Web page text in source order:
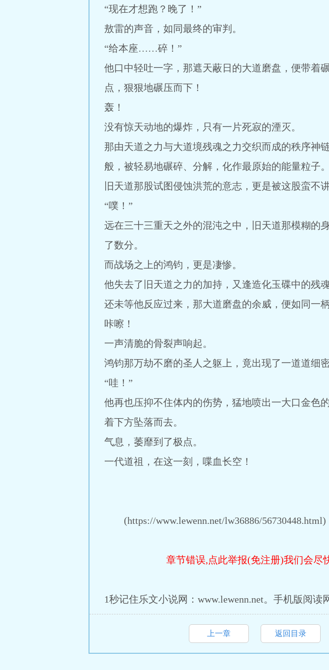
“现在才想跑？晚了！”
敖雷的声音，如同最终的审判。
“给本座……碎！”
他口中轻吐一字，那遮天蔽日的大道磨盘，便带着
点，狠狠地碾压而下！
轰！
没有惊天动地的爆炸，只有一片死寂的湮灭。
那由天道之力与大道境残魂之力交织而成的秩序神
般，被轻易地碾碎、分解，化作最原始的能量粒子。
旧天道那股试图侵蚀洪荒的意志，更是被这股蛮不
“噗！”
远在三十三重天之外的混沌之中，旧天道那模糊的
了数分。
而战场之上的鸿钧，更是凄惨。
他失去了旧天道之力的加持，又逢造化玉碟中的残
还未等他反应过来，那大道磨盘的余威，便如同一
咔嚓！
一声清脆的骨裂声响起。
鸿钧那万劫不磨的圣人之躯上，竟出现了一道道细
“哇！”
他再也压抑不住体内的伤势，猛地喷出一大口金色
着下方坠落而去。
气息，萎靡到了极点。
一代道祖，在这一刻，喋血长空！
(https://www.lewenn.net/lw36886/56730448.html)
章节错误,点此举报(免注册)我们会尽
1秒记住乐文小说网：www.lewenn.net。手机版阅读
上一章 返回目录